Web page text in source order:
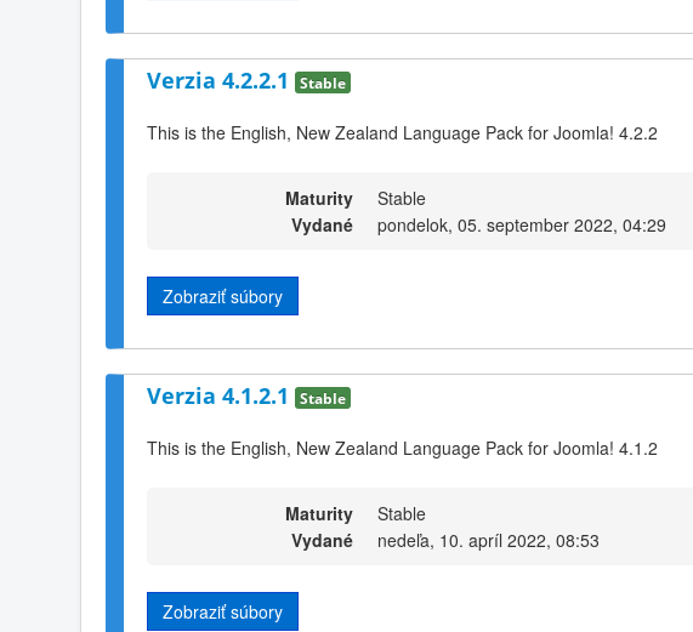
Verzia 4.2.2.1 Stable
This is the English, New Zealand Language Pack for Joomla! 4.2.2
Maturity
Stable
Vydané
pondelok, 05. september 2022, 04:29
Zobraziť súbory
Verzia 4.1.2.1 Stable
This is the English, New Zealand Language Pack for Joomla! 4.1.2
Maturity
Stable
Vydané
nedeľa, 10. apríl 2022, 08:53
Zobraziť súbory